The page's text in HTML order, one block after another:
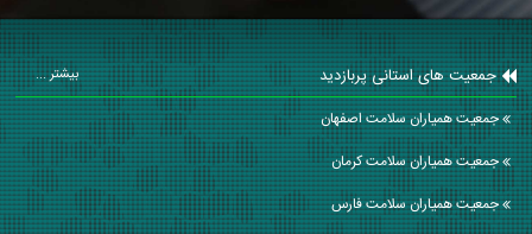
جمعیت های استانی پربازدید بیشتر ...
جمعیت همیاران سلامت اصفهان
جمعیت همیاران سلامت كرمان
جمعیت همیاران سلامت فارس